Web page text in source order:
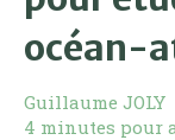
océan-
Guillaume JOLY
4 minutes pour